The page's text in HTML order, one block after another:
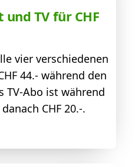
TV für CHF
vier verschiedenen
44.- während den
TV-Abo ist während
CHF 20.-.